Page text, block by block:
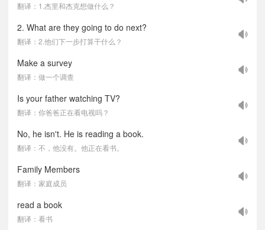
翻译：1.杰里和杰克想做什么？
2. What are they going to do next?
翻译：2.他们下一步打算干什么？
Make a survey
翻译：做一个调查
Is your father watching TV?
翻译：你爸爸正在看电视吗？
No, he isn't. He is reading a book.
翻译：不，他没有。他正在看书。
Family Members
翻译：家庭成员
read a book
翻译：看书